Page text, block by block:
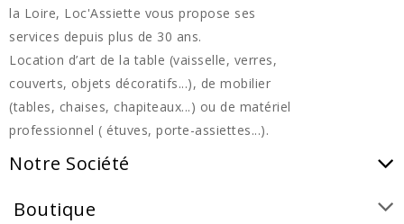
la Loire, Loc'Assiette vous propose ses
services depuis plus de 30 ans.
Location d’art de la table (vaisselle, verres,
couverts, objets décoratifs...), de mobilier
(tables, chaises, chapiteaux...) ou de matériel
professionnel ( étuves, porte-assiettes...).
Notre Société
Boutique